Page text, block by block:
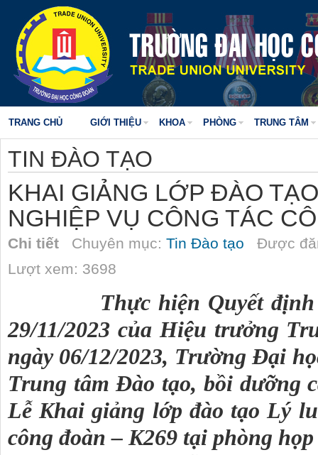
TRANG CHỦ GIỚI THIỆU KHOA PHÒNG TRUNG TÂM
TIN ĐÀO TẠO
KHAI GIẢNG LỚP ĐÀO
NGHIỆP VỤ CÔNG TÁC
Chi tiết Chuyên mục: Tin Đào tạo Được
Lượt xem: 3698
Thực hiện Quyết
29/11/2023 của Hiệu trưởng
ngày 06/12/2023, Trường Đại
Trung tâm Đào tạo, bồi dưỡng
Lễ Khai giảng lớp đào tạo Lý
công đoàn – K269 tại phòng